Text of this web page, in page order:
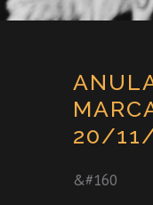
20/
&#160